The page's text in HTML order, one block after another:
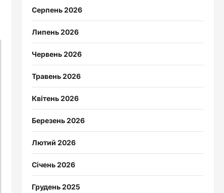
Серпень 2026
Липень 2026
Червень 2026
Травень 2026
Квітень 2026
Березень 2026
Лютий 2026
Січень 2026
Грудень 2025